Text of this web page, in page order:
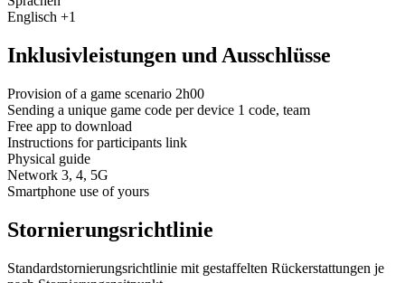
Englisch +1
Inklusivleistungen und Ausschlüsse
Provision of a game scenario 2h00
Sending a unique game code per device 1 code, team
Free app to download
Instructions for participants link
Physical guide
Network 3, 4, 5G
Smartphone use of yours
Stornierungsrichtlinie
Standardstornierungsrichtlinie mit gestaffelten Rückerstattungen je